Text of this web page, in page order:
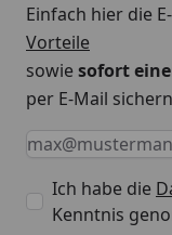
Einfach hier die
Vorteile
sowiesofort
per E-Mail
Keine Eingabe
Eingabe
E-Mail *
Ich habe die
Kenntnis